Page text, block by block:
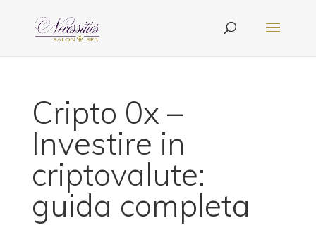
Cripto 0x –
Investire in
criptovalute:
guida completa